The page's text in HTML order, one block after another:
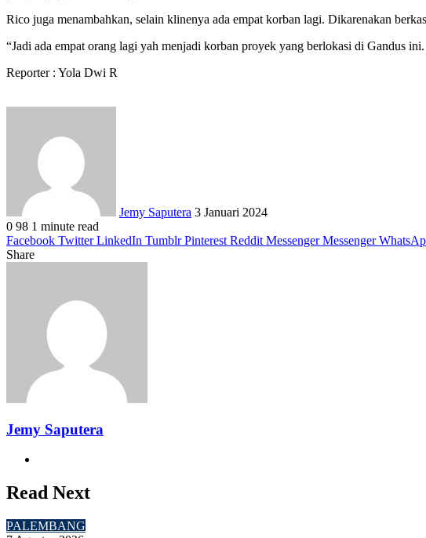
Rico juga menambahkan, selain klinenya ada empat korban lagi. Dikarenakan
“Jadi ada empat orang lagi yah menjadi korban proyek yang berlokasi di Gandus
Reporter : Yola Dwi R
Jemy Saputera 3 Januari 2024
0 98 1 minute read
Facebook Twitter LinkedIn Tumblr Pinterest Reddit Messenger Messenger
Share
Jemy Saputera
Read Next
PALEMBANG